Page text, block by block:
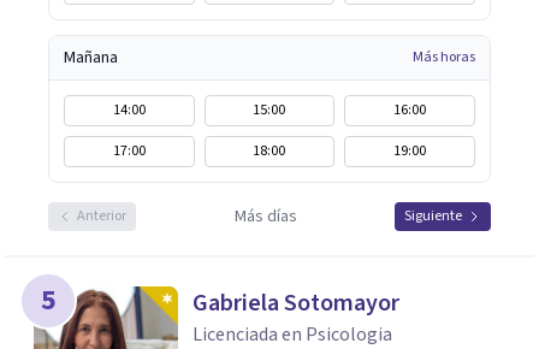
Mañana Más horas
14:00 15:00
16:00
17:00
18:00 19:00
Anterior Más días Siguiente
5 Gabriela Sotomayor
Licenciada en Psicologia